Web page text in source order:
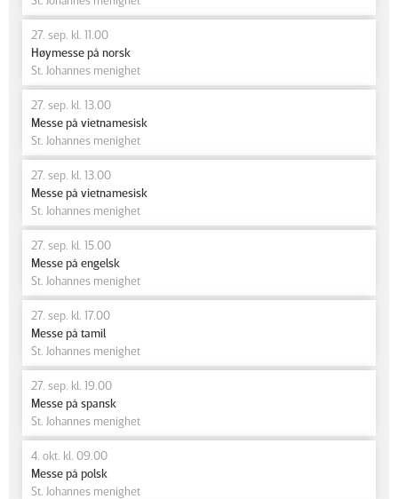
27. sep. kl. 11.00
Høymesse på norsk
St. Johannes menighet
27. sep. kl. 13.00
Messe på vietnamesisk
St. Johannes menighet
27. sep. kl. 13.00
Messe på vietnamesisk
St. Johannes menighet
27. sep. kl. 15.00
Messe på engelsk
St. Johannes menighet
27. sep. kl. 17.00
Messe på tamil
St. Johannes menighet
27. sep. kl. 19.00
Messe på spansk
St. Johannes menighet
4. okt. kl. 09.00
Messe på polsk
St. Johannes menighet